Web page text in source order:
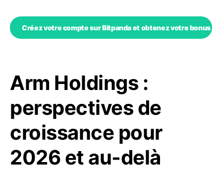
Créez votre compte sur Bitpanda et obtenez votre bonus
Arm Holdings :
perspectives de
croissance pour
2026 et au-delà